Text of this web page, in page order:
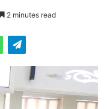
2 minutes read